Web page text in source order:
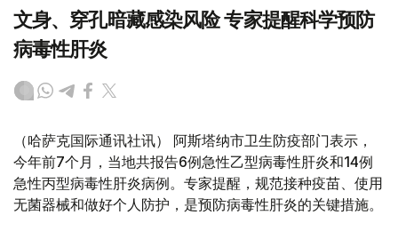
文身、穿孔暗藏感染风险 专家提醒科学预防
病毒性肝炎
（哈萨克国际通讯社讯） 阿斯塔纳市卫生防疫部门表示，
今年前7个月，当地共报告6例急性乙型病毒性肝炎和14例
急性丙型病毒性肝炎病例。专家提醒，规范接种疫苗、使用
无菌器械和做好个人防护，是预防病毒性肝炎的关键措施。